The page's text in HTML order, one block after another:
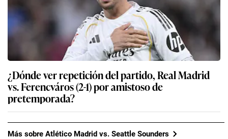
¿Dónde ver repetición del partido, Real Madrid
vs. Ferencváros (2-1) por amistoso de
pretemporada?
Más sobre Atlético Madrid vs. Seattle Sounders